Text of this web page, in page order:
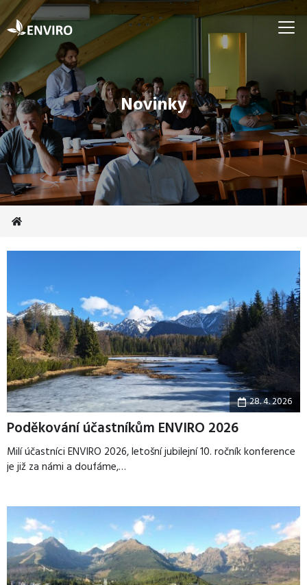
Novinky
28. 4. 2026
Poděkování účastníkům ENVIRO 2026
Milí účastníci ENVIRO 2026, letošní jubilejní 10. ročník konference
je již za námi a doufáme,…